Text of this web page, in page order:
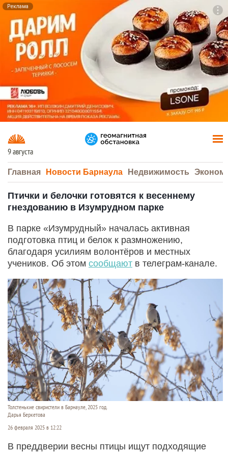
Реклама
9 августа
Главная Новости Барнаула Недвижимость
Птички и белочки готовятся к весеннему
гнездованию в Изумрудном парке
В парке «Изумрудный» началась активная
подготовка птиц и белок к размножению,
благодаря усилиям волонтёров и местных
учеников. Об этом сообщают в телеграм-канале.
Толстенькие свиристели в Барнауле, 2025 год.
Дарья Беркетова
26 февраля 2025 в 12:22
В преддверии весны птицы ищут подходящие